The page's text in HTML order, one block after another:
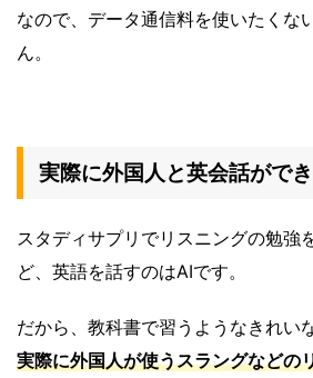
なので、データ通信料を使いたくな
ん。
実際に外国人と英会話がで
スタディサプリでリスニングの勉強
ど、英語を話すのはAIです。
だから、教科書で習うようなきれい
実際に外国人が使うスラングなどの